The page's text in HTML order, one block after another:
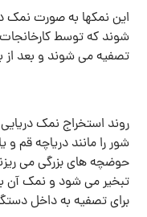
این نمکها به صورت
شوند که توسط
تصفیه می شوند و بعد از
روند استخراج نمک
شور را مانند دریاچه قم و
حوضچه های بزرگی می
تبخیر می شود و نمک آن
برای تصفیه به داخل